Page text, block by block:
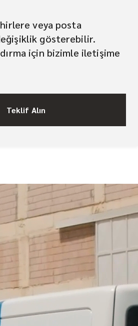
veya posta
gösterebilir.
için bizimle iletişime
Teklif Alın